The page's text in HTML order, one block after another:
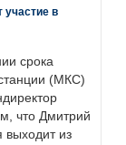
участие в
срока
(МКС)
что Дмитрий
выходит из